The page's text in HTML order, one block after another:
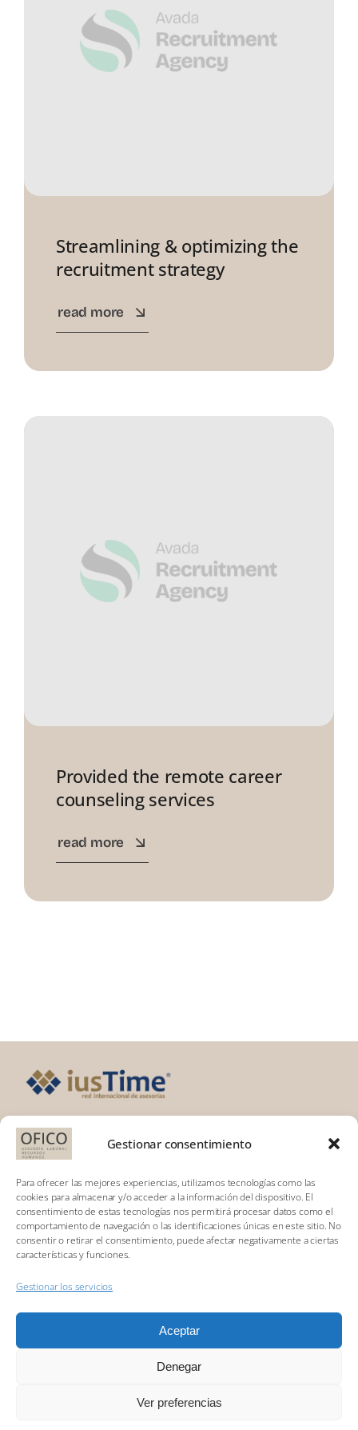
Gestionar consentimiento
Para ofrecer las mejores experiencias, utilizamos tecnologías como las
cookies para almacenar y/o acceder a la información del dispositivo. El
consentimiento de estas tecnologías nos permitirá procesar datos como el
comportamiento de navegación o las identificaciones únicas en este sitio. No
consentir o retirar el consentimiento, puede afectar negativamente a ciertas
características y funciones.
Gestionar los servicios
Aceptar
Denegar
Ver preferencias
Streamlining & optimizing the
recruitment strategy
read more
Provided the remote career
counseling services
read more
DÓNDE ESTAMOS:
Calle Padre
Calatayud, 1 5º
31003 Pamplona
(Navarra)
Tel. 948 242 002
asesoria@ofico.es